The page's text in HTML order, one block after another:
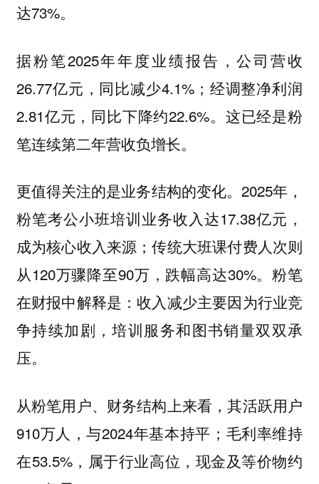
达73%。
据粉笔2025年年度业绩报告，公司营收
26.77亿元，同比减少4.1%；经调整净利润
2.81亿元，同比下降约22.6%。这已经是粉
笔连续第二年营收负增长。
更值得关注的是业务结构的变化。2025年，
粉笔考公小班培训业务收入达17.38亿元，
成为核心收入来源；传统大班课付费人次则
从120万骤降至90万，跌幅高达30%。粉笔
在财报中解释是：收入减少主要因为行业竞
争持续加剧，培训服务和图书销量双双承
压。
从粉笔用户、财务结构上来看，其活跃用户
910万人，与2024年基本持平；毛利率维持
在53.5%，属于行业高位，现金及等价物约